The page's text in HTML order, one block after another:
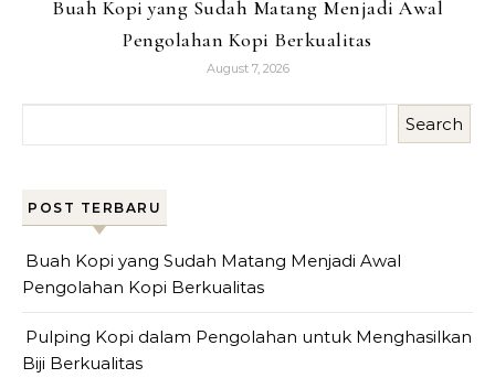
Buah Kopi yang Sudah Matang Menjadi Awal
Pengolahan Kopi Berkualitas
August 7, 2026
Search
POST TERBARU
Buah Kopi yang Sudah Matang Menjadi Awal
Pengolahan Kopi Berkualitas
Pulping Kopi dalam Pengolahan untuk Menghasilkan
Biji Berkualitas